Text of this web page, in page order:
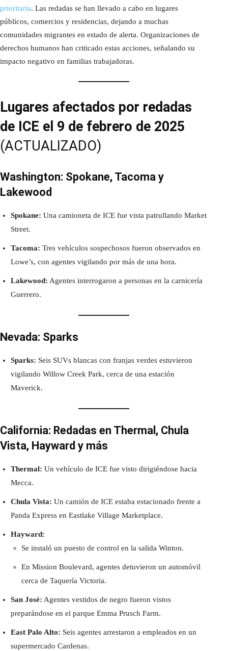
prioritaria. Las redadas se han llevado a cabo en lugares
públicos, comercios y residencias, dejando a muchas
comunidades migrantes en estado de alerta. Organizaciones de
derechos humanos han criticado estas acciones, señalando su
impacto negativo en familias trabajadoras.
Lugares afectados por redadas
de ICE el 9 de febrero de 2025
(ACTUALIZADO)
Washington: Spokane, Tacoma y
Lakewood
Spokane: Una camioneta de ICE fue vista patrullando Market
Street.
Tacoma: Tres vehículos sospechosos fueron observados en
Lowe’s, con agentes vigilando por más de una hora.
Lakewood: Agentes interrogaron a personas en la carnicería
Guerrero.
Nevada: Sparks
Sparks: Seis SUVs blancas con franjas verdes estuvieron
vigilando Willow Creek Park, cerca de una estación
Maverick.
California: Redadas en Thermal, Chula
Vista, Hayward y más
Thermal: Un vehículo de ICE fue visto dirigiéndose hacia
Mecca.
Chula Vista: Un camión de ICE estaba estacionado frente a
Panda Express en Eastlake Village Marketplace.
Hayward:
Se instaló un puesto de control en la salida Winton.
En Mission Boulevard, agentes detuvieron un automóvil
cerca de Taquería Victoria.
San José: Agentes vestidos de negro fueron vistos
preparándose en el parque Emma Prusch Farm.
East Palo Alto: Seis agentes arrestaron a empleados en un
supermercado Cardenas.